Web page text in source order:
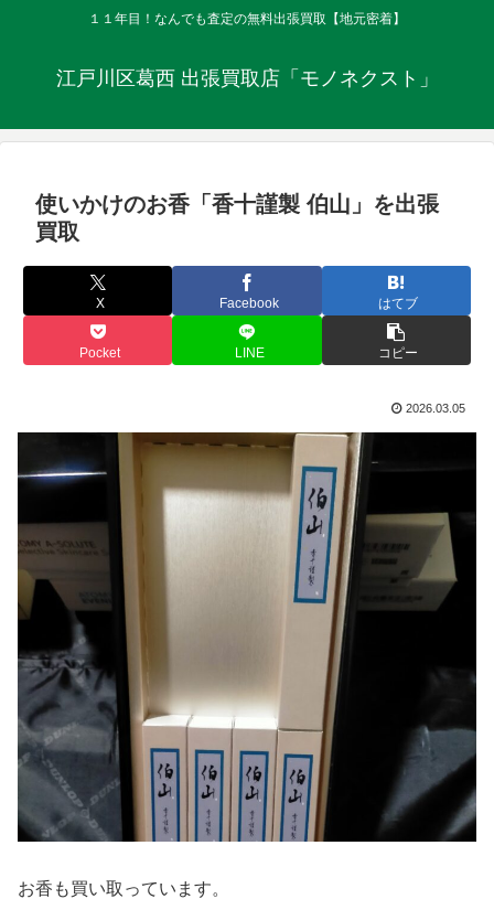
１１年目！なんでも査定の無料出張買取【地元密着】
江戸川区葛西 出張買取店「モノネクスト」
使いかけのお香「香十謹製 伯山」を出張
買取
X Facebook はてブ
Pocket LINE コピー
2026.03.05
お香も買い取っています。